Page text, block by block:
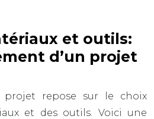
et outils:
d’un projet
projet repose sur le choix
et des outils. Voici une